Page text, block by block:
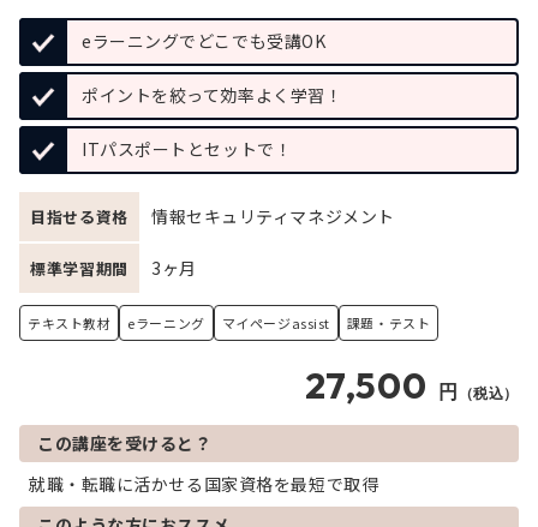
eラーニングでどこでも受講OK
ポイントを絞って効率よく学習！
ITパスポートとセットで！
目指せる資格 情報セキュリティマネジメント
標準学習期間 3ヶ月
テキスト教材 eラーニング マイページassist 課題・テスト
27,500 円 （税込）
この講座を受けると？
就職・転職に活かせる国家資格を最短で取得